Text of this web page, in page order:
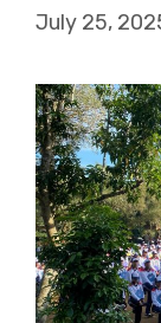
July 25,